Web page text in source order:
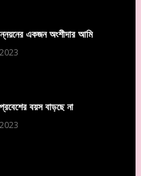
একজন অংশীদার আমি
বয়স বাড়ছে না